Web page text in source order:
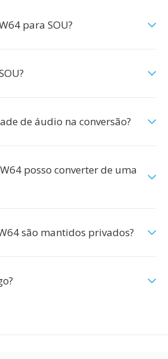
para SOU?
de áudio na conversão?
posso converter de uma
são mantidos privados?